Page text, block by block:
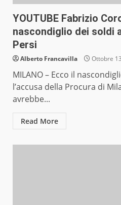
YOUTUBE Fabrizio
nascondiglio dei soldi
Persi
Alberto Francavilla Ottobre
MILANO – Ecco il
l’accusa della Procura di
avrebbe...
Read More